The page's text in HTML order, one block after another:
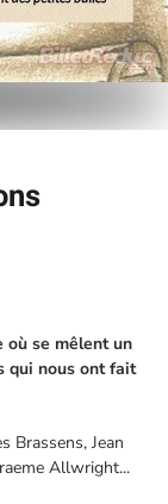
où se mêlent un
qui nous ont fait
Brassens, Jean
Allwright...